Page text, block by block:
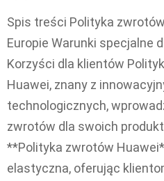
Spis treści Polityka
Europie Warunki specjalne
Korzyści dla klientów
Huawei, znany z
technologicznych,
zwrotów dla swoich
**Polityka zwrotów
elastyczna, oferując